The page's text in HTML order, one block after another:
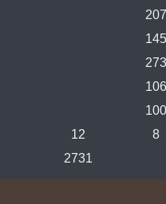
207
145
273
106
100
12
8
2731